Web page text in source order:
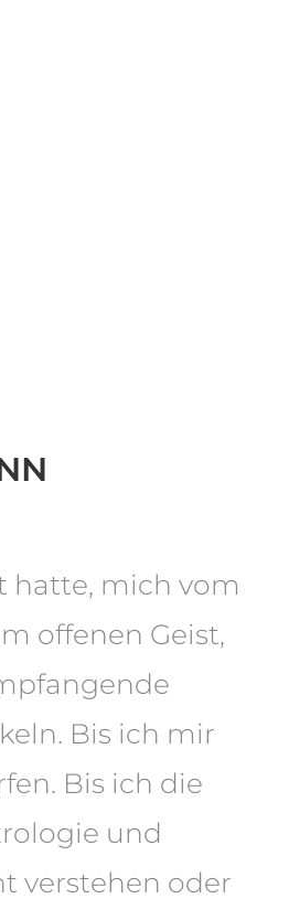
hatte, mich vom
offenen Geist,
Bis ich mir
Bis ich die
und
verstehen oder